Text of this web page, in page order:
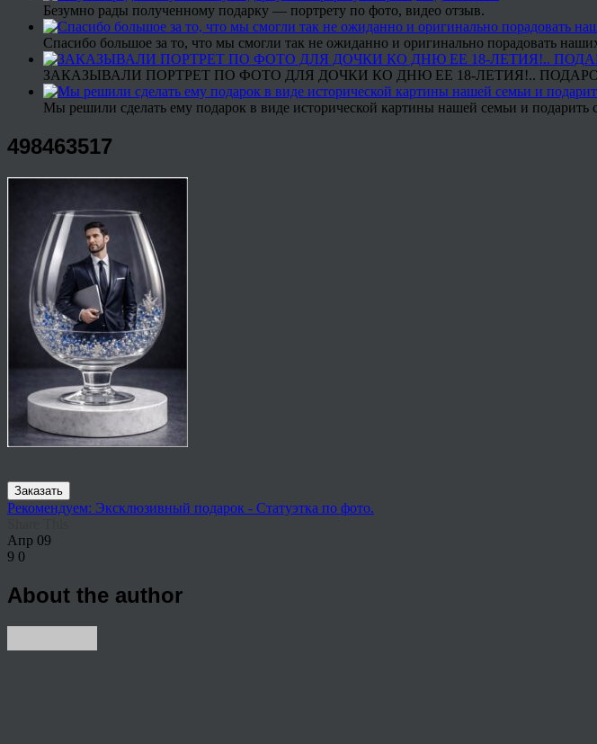
Безумно рады полученному подарку — портрету по фото, видео отзыв.
Спасибо большое за то, что мы смогли так не ожиданно и оригинально порадовать
ЗАКАЗЫВАЛИ ПОРТРЕТ ПО ФОТО ДЛЯ ДОЧКИ КО ДНЮ ЕЕ 18-ЛЕТИЯ!..
Мы решили сделать ему подарок в виде исторической картины нашей семьи и
498463517
Заказать
Рекомендуем: Эксклюзивный подарок - Статуэтка по фото.
Апр 09
9 0
About the author